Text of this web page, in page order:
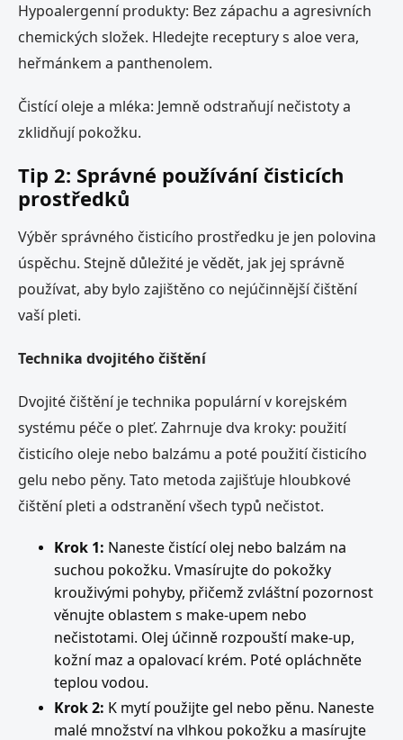
Hypoalergenní produkty: Bez zápachu a agresivních
chemických složek. Hledejte receptury s aloe vera,
heřmánkem a panthenolem.
Čistící oleje a mléka: Jemně odstraňují nečistoty a
zklidňují pokožku.
Tip 2: Správné používání čisticích
prostředků
Výběr správného čisticího prostředku je jen polovina
úspěchu. Stejně důležité je vědět, jak jej správně
používat, aby bylo zajištěno co nejúčinnější čištění
vaší pleti.
Technika dvojitého čištění
Dvojité čištění je technika populární v korejském
systému péče o pleť. Zahrnuje dva kroky: použití
čisticího oleje nebo balzámu a poté použití čisticího
gelu nebo pěny. Tato metoda zajišťuje hloubkové
čištění pleti a odstranění všech typů nečistot.
Krok 1: Naneste čistící olej nebo balzám na
suchou pokožku. Vmasírujte do pokožky
krouživými pohyby, přičemž zvláštní pozornost
věnujte oblastem s make-upem nebo
nečistotami. Olej účinně rozpouští make-up,
kožní maz a opalovací krém. Poté opláchněte
teplou vodou.
Krok 2: K mytí použijte gel nebo pěnu. Naneste
malé množství na vlhkou pokožku a masírujte